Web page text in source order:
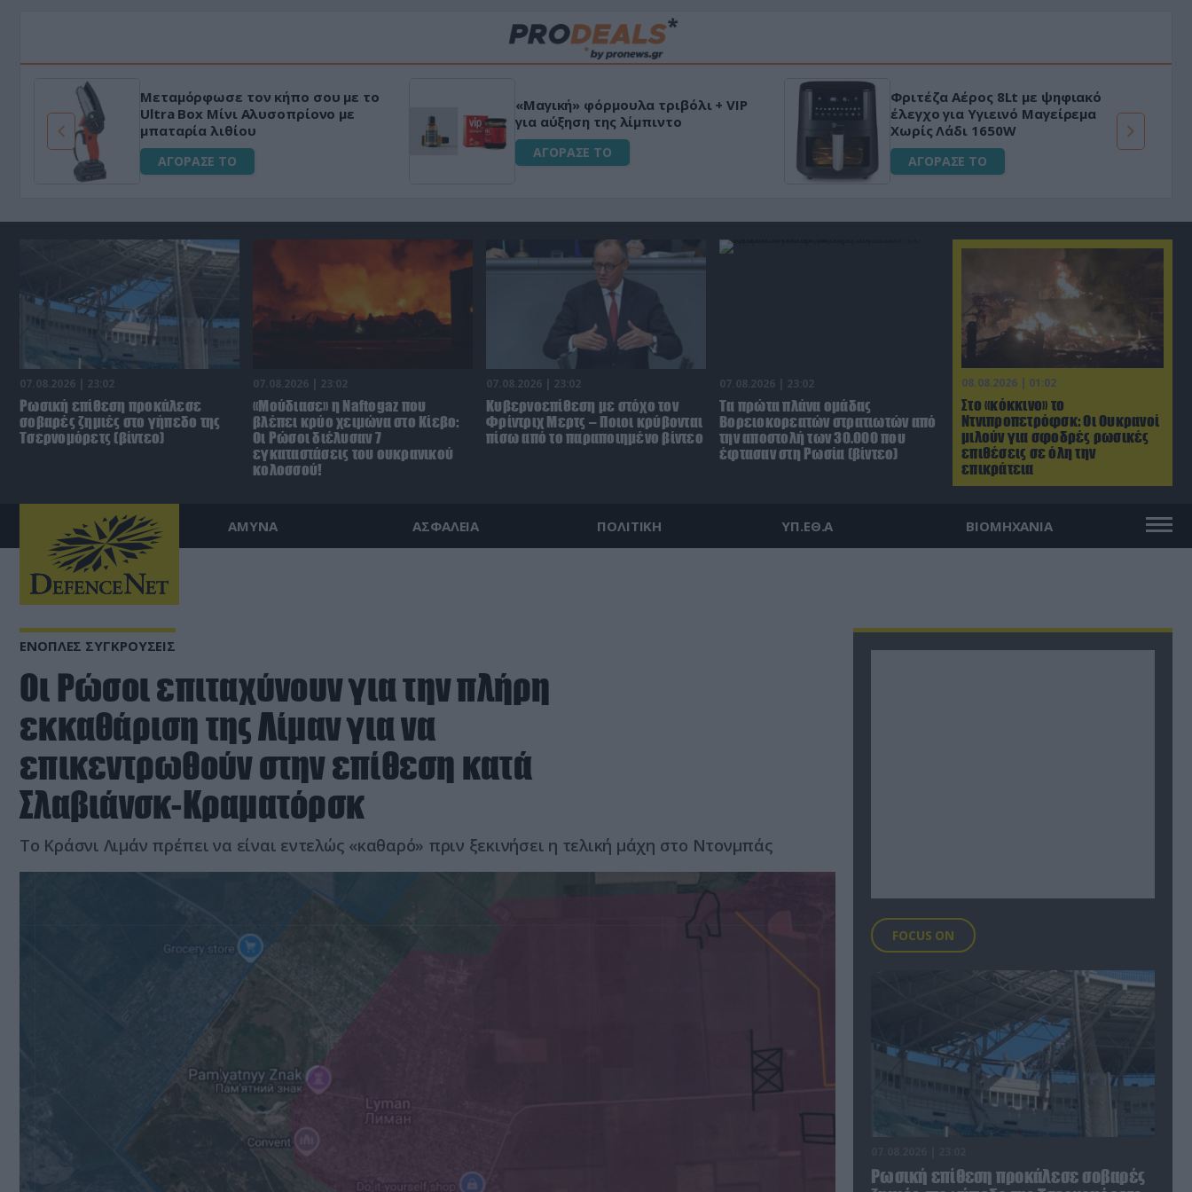
Μεταμόρφωσε τον κήπο σου με το
Ultra Box Μίνι Αλυσοπρίονο με
μπαταρία λιθίου
ΑΓΟΡΑΣΕ ΤΟ
«Μαγική» φόρμουλα τριβόλι + VIP
για αύξηση της λίμπιντο
ΑΓΟΡΑΣΕ ΤΟ
Φριτέζα Αέρος 8Lt με ψηφιακό
έλεγχο για Υγιεινό Μαγείρεμα
Χωρίς Λάδι 1650W
ΑΓΟΡΑΣΕ ΤΟ
08.08.2026 | 01:02
Στο «κόκκινο» το
Ντνιπροπετρόφσκ: Οι Ουκρανοί
μιλούν για σφοδρές ρωσικές
επιθέσεις σε όλη την
επικράτεια
07.08.2026 | 23:02
Ρωσική επίθεση προκάλεσε
σοβαρές ζημιές στο γήπεδο της
Τσερνομόρετς (βίντεο)
07.08.2026 | 23:02
«Μούδιασε» η Naftogaz που
βλέπει κρύο χειμώνα στο Κίεβο:
Οι Ρώσοι διέλυσαν 7
εγκαταστάσεις του ουκρανικού
κολοσσού!
07.08.2026 | 23:02
Κυβερνοεπίθεση με στόχο τον
Φρίντριχ Μερτς – Ποιοι κρύβονται
πίσω από το παραποιημένο βίντεο
07.08.2026 | 23:02
Τα πρώτα πλάνα ομάδας
Βορειοκορεατών στρατιωτών από
την αποστολή των 30.000 που
έφτασαν στη Ρωσία (βίντεο)
ΑΜΥΝΑ ΑΣΦΑΛΕΙΑ ΠΟΛΙΤΙΚΗ ΥΠ.ΕΘ.Α ΒΙΟΜΗΧΑΝΙΑ
ΕΝΟΠΛΕΣ ΣΥΓΚΡΟΥΣΕΙΣ
Οι Ρώσοι επιταχύνουν για την πλήρη
εκκαθάριση της Λίμαν για να
επικεντρωθούν στην επίθεση κατά
Σλαβιάνσκ-Κραματόρσκ
Το Κράσνι Λιμάν πρέπει να είναι εντελώς «καθαρό» πριν ξεκινήσει η τελική μάχη στο Ντονμπάς
FOCUS ON
Ρωσική επίθεση προκάλεσε σοβαρές